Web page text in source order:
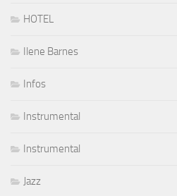
HOTEL
Ilene Barnes
Infos
Instrumental
Instrumental
Jazz